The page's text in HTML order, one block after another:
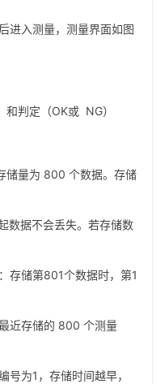
进入测量，测量界面如图
判定（OK或 NG）
储量为 800 个数据。存储
数据不会丢失。若存储数
存储第801个数据时，第1
近存储的 800 个测量
号为1，存储时间越早，